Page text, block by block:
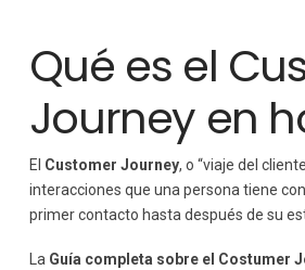
hotelera
Consejos para aplicar el Customer
Conclusión: la clave para
Qué es el
Journey en
El Customer Journey, o “viaje del
interacciones que una persona tiene
primer contacto hasta después de su
La Guía completa sobre el Costumer